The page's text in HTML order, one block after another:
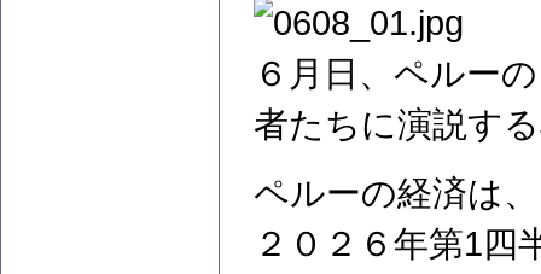
６月日、ペルー
者たちに演説す
ペルーの経済は、
２０２６年第1四